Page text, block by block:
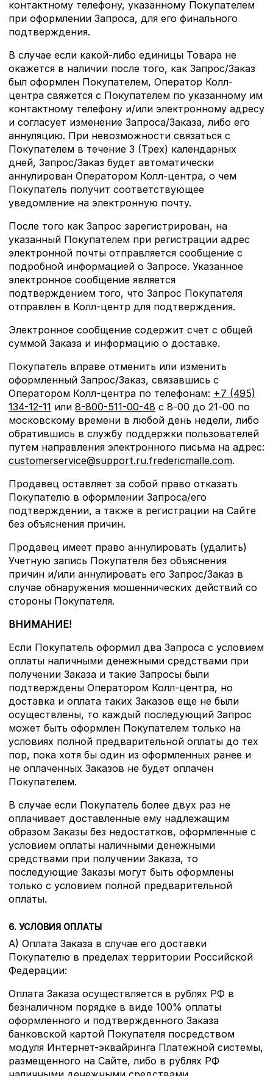
контактному телефону, указанному Покупателем
при оформлении Запроса, для его финального
подтверждения.
В случае если какой-либо единицы Товара не
окажется в наличии после того, как Запрос/Заказ
был оформлен Покупателем, Оператор Колл-
центра свяжется с Покупателем по указанному им
контактному телефону и/или электронному адресу
и согласует изменение Запроса/Заказа, либо его
аннуляцию. При невозможности связаться с
Покупателем в течение 3 (Трех) календарных
дней, Запрос/Заказ будет автоматически
аннулирован Оператором Колл-центра, о чем
Покупатель получит соответствующее
уведомление на электронную почту.
После того как Запрос зарегистрирован, на
указанный Покупателем при регистрации адрес
электронной почты отправляется сообщение с
подробной информацией о Запросе. Указанное
электронное сообщение является
подтверждением того, что Запрос Покупателя
отправлен в Колл-центр для подтверждения.
Электронное сообщение содержит счет с общей
суммой Заказа и информацию о доставке.
Покупатель вправе отменить или изменить
оформленный Запрос/Заказ, связавшись с
Оператором Колл-центра по телефонам: +7 (495)
134-12-11 или 8-800-511-00-48 с 8‑00 до 21‑00 по
московскому времени в любой день недели, либо
обратившись в службу поддержки пользователей
путем направления электронного письма на адрес:
customerservice@support.ru.fredericmalle.com.
Продавец оставляет за собой право отказать
Покупателю в оформлении Запроса/его
подтверждении, а также в регистрации на Сайте
без объяснения причин.
Продавец имеет право аннулировать (удалить)
Учетную запись Покупателя без объяснения
причин и/или аннулировать его Запрос/Заказ в
случае обнаружения мошеннических действий со
стороны Покупателя.
ВНИМАНИЕ!
Если Покупатель оформил два Запроса с условием
оплаты наличными денежными средствами при
получении Заказа и такие Запросы были
подтверждены Оператором Колл-центра, но
доставка и оплата таких Заказов еще не были
осуществлены, то каждый последующий Запрос
может быть оформлен Покупателем только на
условиях полной предварительной оплаты до тех
пор, пока хотя бы один из оформленных ранее и
не оплаченных Заказов не будет оплачен
Покупателем.
В случае если Покупатель более двух раз не
оплачивает доставленные ему надлежащим
образом Заказы без недостатков, оформленные с
условием оплаты наличными денежными
средствами при получении Заказа, то
последующие Заказы могут быть оформлены
только с условием полной предварительной
оплаты.
6. УСЛОВИЯ ОПЛАТЫ
А) Оплата Заказа в случае его доставки
Покупателю в пределах территории Российской
Федерации:
Оплата Заказа осуществляется в рублях РФ в
безналичном порядке в виде 100% оплаты
оформленного и подтвержденного Заказа
банковской картой Покупателя посредством
модуля Интернет-эквайринга Платежной системы,
размещенного на Сайте, либо в рублях РФ